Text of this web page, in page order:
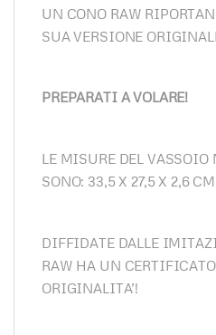
UN CONO RAW
SUA VERSIONE
PREPARATI A VOLARE!
LE MISURE DEL VASSOIO
SONO: 33,5 X 27,5 X 2,6
DIFFIDATE DALLE
RAW HA UN
ORIGINALITA’!